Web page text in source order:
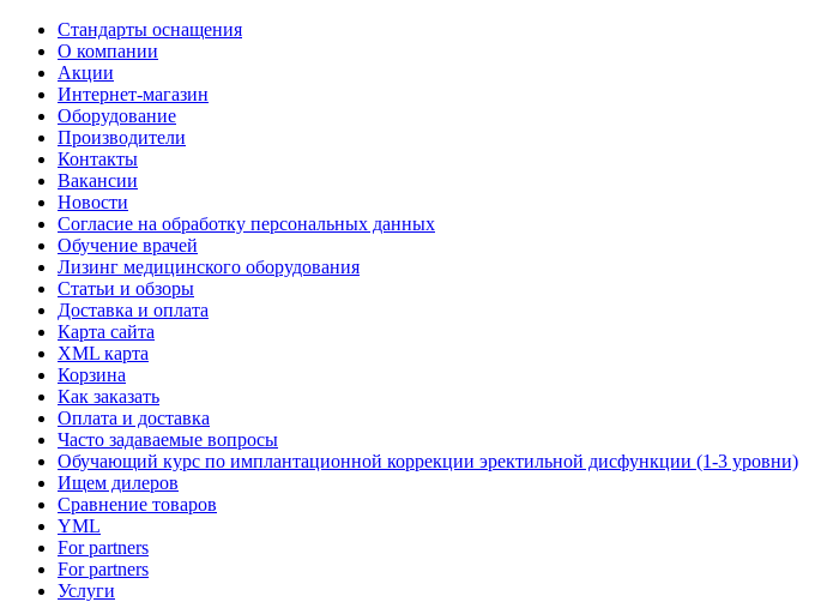
Стандарты оснащения
О компании
Акции
Интернет-магазин
Оборудование
Производители
Контакты
Вакансии
Новости
Согласие на обработку персональных данных
Обучение врачей
Лизинг медицинского оборудования
Статьи и обзоры
Доставка и оплата
Карта сайта
XML карта
Корзина
Как заказать
Оплата и доставка
Часто задаваемые вопросы
Обучающий курс по имплантационной коррекции эректильной дисфункции (1-3 уровни)
Ищем дилеров
Сравнение товаров
YML
For partners
For partners
Услуги